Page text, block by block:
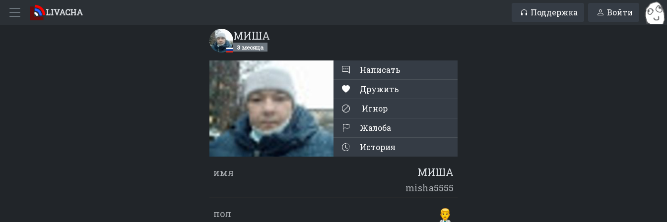
LIVACHA Поддержка Войти
МИША
3 месяца
Написать
Дружить
Игнор
Жалоба
История
имя МИША
misha5555
пол